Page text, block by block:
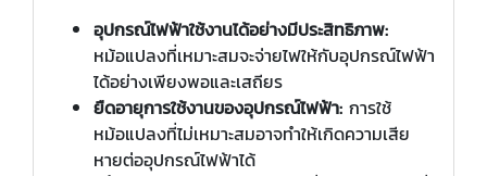
อุปกรณ์ไฟฟ้าใช้งานได้อย่างมีประสิทธิภาพ:
หม้อแปลงที่เหมาะสมจะจ่ายไฟให้กับอุปกรณ์ไฟฟ้า
ได้อย่างเพียงพอและเสถียร
ยืดอายุการใช้งานของอุปกรณ์ไฟฟ้า: การใช้
หม้อแปลงที่ไม่เหมาะสมอาจทำให้เกิดความเสีย
หายต่ออุปกรณ์ไฟฟ้าได้